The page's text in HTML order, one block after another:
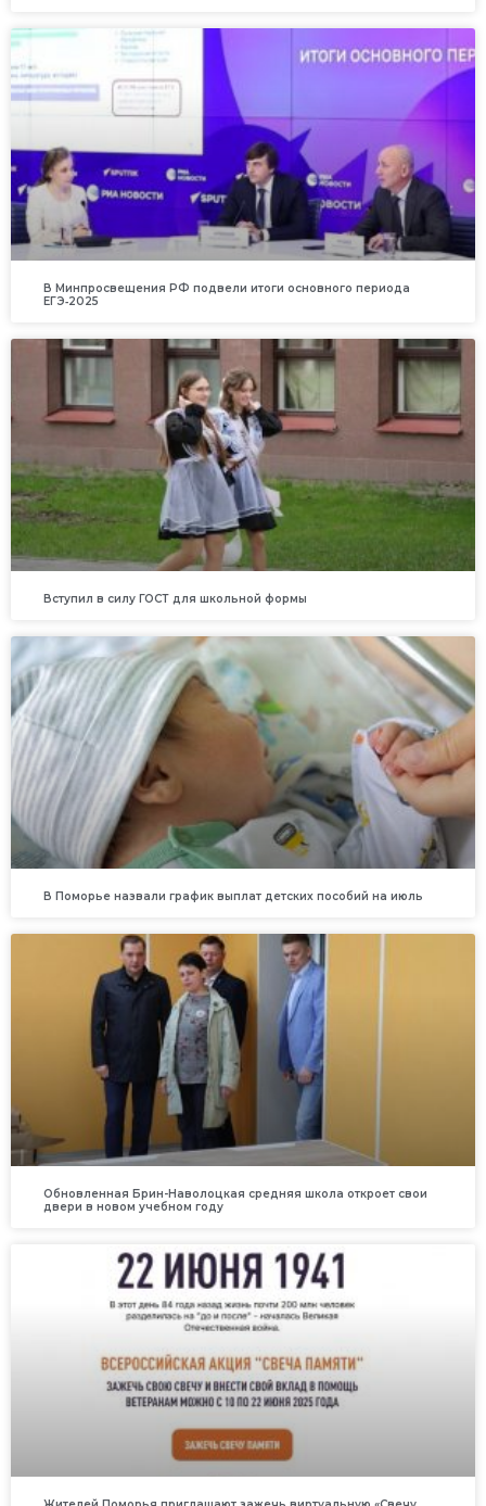
В Минпросвещения РФ подвели итоги основного периода
ЕГЭ‑2025
Вступил в силу ГОСТ для школьной формы
В Поморье назвали график выплат детских пособий на июль
Обновленная Брин-Наволоцкая средняя школа откроет свои
двери в новом учебном году